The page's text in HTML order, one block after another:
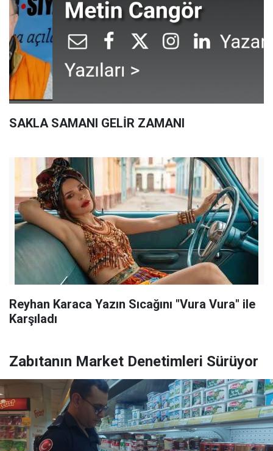
SAKLA SAMANI GELİR ZAMANI
Reyhan Karaca Yazın Sıcağını "Vura Vura" ile
Karşıladı
Zabıtanın Market Denetimleri Sürüyor